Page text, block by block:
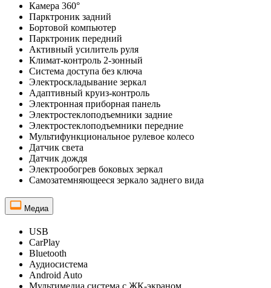
Камера 360°
Парктроник задний
Бортовой компьютер
Парктроник передний
Активный усилитель руля
Климат-контроль 2-зонный
Система доступа без ключа
Электроскладывание зеркал
Адаптивный круиз-контроль
Электронная приборная панель
Электростеклоподъемники задние
Электростеклоподъемники передние
Мультифункциональное рулевое колесо
Датчик света
Датчик дождя
Электрообогрев боковых зеркал
Самозатемняющееся зеркало заднего вида
Медиа
USB
CarPlay
Bluetooth
Аудиосистема
Android Auto
Мультимедиа система с ЖК-экраном